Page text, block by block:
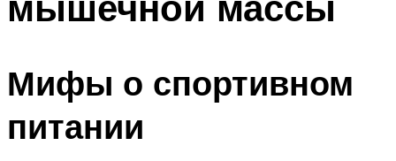
Мифы о спортивном
питании